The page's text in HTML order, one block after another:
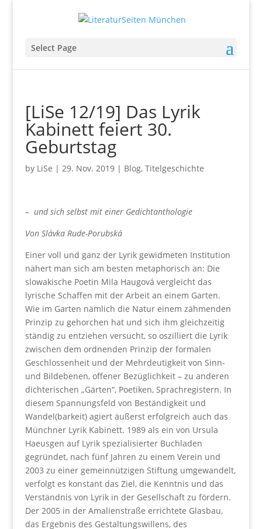
Select Page
[LiSe 12/19] Das Lyrik
Kabinett feiert 30.
Geburtstag
by LiSe | 29. Nov. 2019| Blog, Titelgeschichte
– und sich selbst mit einer Gedichtanthologie
Von Slávka Rude-Porubská
Einer voll und ganz der Lyrik gewidmeten Institution
nähert man sich am besten metaphorisch an: Die
slowakische Poetin Mila Haugová vergleicht das
lyrische Schaffen mit der Arbeit an einem Garten.
Wie im Garten nämlich die Natur einem zähmenden
Prinzip zu gehorchen hat und sich ihm gleichzeitig
ständig zu entziehen versucht, so oszilliert die Lyrik
zwischen dem ordnenden Prinzip der formalen
Geschlossenheit und der Mehrdeutigkeit von Sinn-
und Bildebenen, offener Bezüglichkeit – zu anderen
dichterischen „Gärten“, Poetiken, Sprachregistern. In
diesem Spannungsfeld von Beständigkeit und
Wandel(barkeit) agiert äußerst erfolgreich auch das
Münchner Lyrik Kabinett. 1989 als ein von Ursula
Haeusgen auf Lyrik spezialisierter Buchladen
gegründet, nach fünf Jahren zu einem Verein und
2003 zu einer gemeinnützigen Stiftung umgewandelt,
verfolgt es konstant das Ziel, die Kenntnis und das
Verständnis von Lyrik in der Gesellschaft zu fördern.
Der 2005 in der Amalienstraße errichtete Glasbau,
das Ergebnis des Gestaltungswillens, des